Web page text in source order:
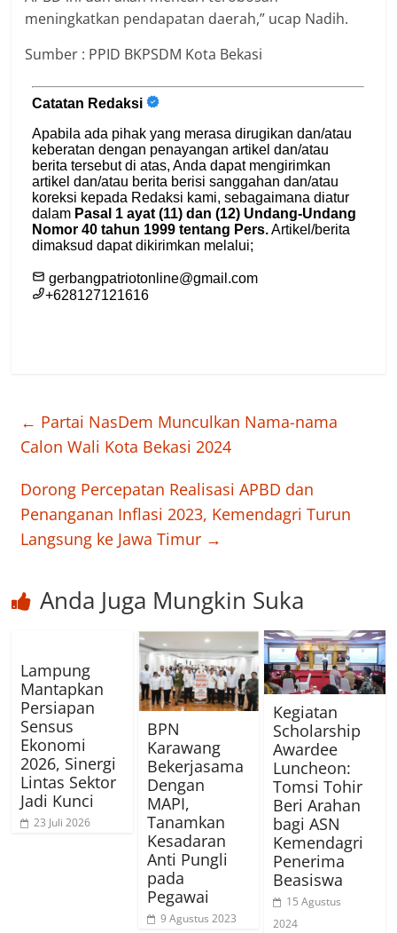
meningkatkan pendapatan daerah,” ucap Nadih.
Sumber : PPID BKPSDM Kota Bekasi
← Partai NasDem Munculkan Nama-nama
Calon Wali Kota Bekasi 2024
Dorong Percepatan Realisasi APBD dan
Penanganan Inflasi 2023, Kemendagri Turun
Langsung ke Jawa Timur →
Anda Juga Mungkin Suka
Lampung
Mantapkan
Persiapan
Sensus
Ekonomi
2026, Sinergi
Lintas Sektor
Jadi Kunci
23 Juli 2026
BPN
Karawang
Bekerjasama
Dengan
MAPI,
Tanamkan
Kesadaran
Anti Pungli
pada
Pegawai
9 Agustus 2023
Kegiatan
Scholarship
Awardee
Luncheon:
Tomsi Tohir
Beri Arahan
bagi ASN
Kemendagri
Penerima
Beasiswa
15 Agustus
2024